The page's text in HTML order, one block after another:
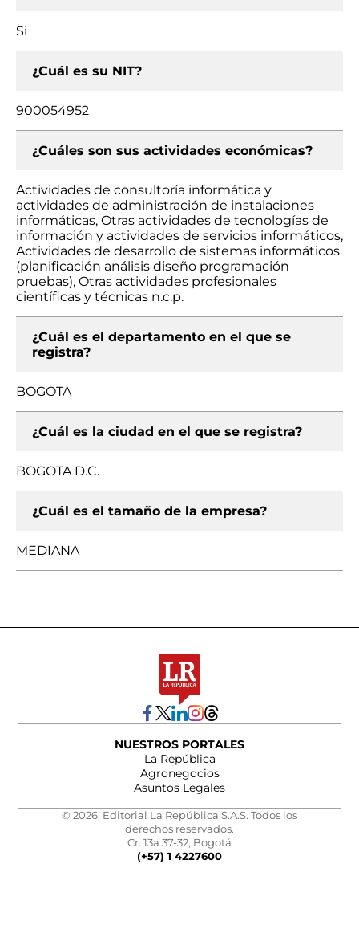
Si
¿Cuál es su NIT?
900054952
¿Cuáles son sus actividades económicas?
Actividades de consultoría informática y
actividades de administración de instalaciones
informáticas, Otras actividades de tecnologías de
información y actividades de servicios informáticos,
Actividades de desarrollo de sistemas informáticos
(planificación análisis diseño programación
pruebas), Otras actividades profesionales
científicas y técnicas n.c.p.
¿Cuál es el departamento en el que se
registra?
BOGOTA
¿Cuál es la ciudad en el que se registra?
BOGOTA D.C.
¿Cuál es el tamaño de la empresa?
MEDIANA
NUESTROS PORTALES
La República
Agronegocios
Asuntos Legales
© 2026, Editorial La República S.A.S. Todos los
derechos reservados.
Cr. 13a 37-32, Bogotá
(+57) 1 4227600